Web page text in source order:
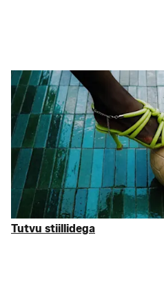
Jalatsid ja aksessuaarid
Detailid on
lihtsalt
Detailid on kõige olulisemad.
riietusele viimistletud välimus,
sellele ilme annavad – oleme
Lauren ,Calvin Klein, jaHUGO
75% soodsamalt. Sinu
ostukotid .
Tutvu stiillidega